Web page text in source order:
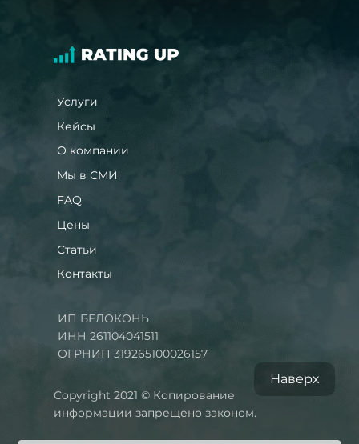
Услуги
Кейсы
О компании
Мы в СМИ
FAQ
Цены
Статьи
Контакты
ИП БЕЛОКОНЬ
ИНН 261104041511
ОГРНИП 319265100026157
Copyright 2021 © Копирование
информации запрещено законом.
Наверх